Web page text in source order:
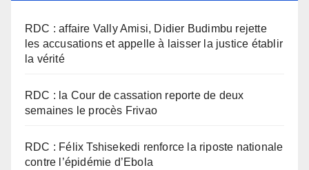
RDC : affaire Vally Amisi, Didier Budimbu rejette
les accusations et appelle à laisser la justice établir
la vérité
RDC : la Cour de cassation reporte de deux
semaines le procès Frivao
RDC : Félix Tshisekedi renforce la riposte nationale
contre l’épidémie d’Ebola